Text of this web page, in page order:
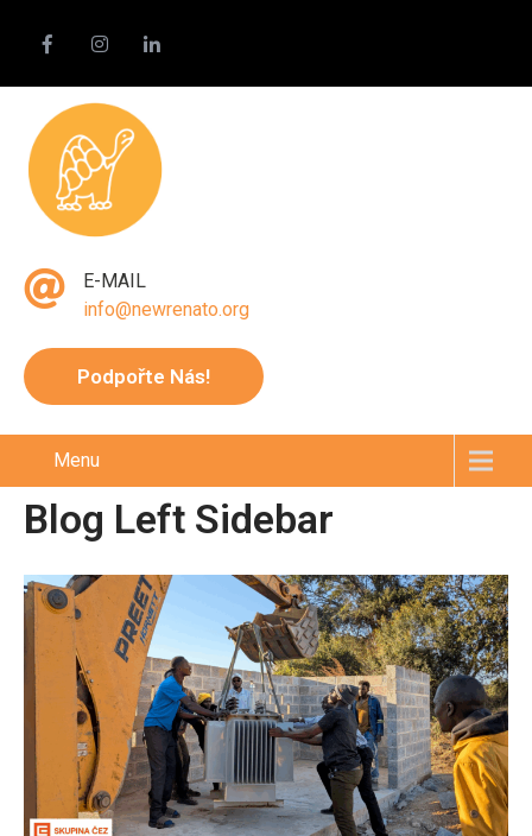
E-MAIL
info@newrenato.org
Podpořte Nás!
Menu
Blog Left Sidebar